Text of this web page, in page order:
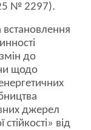
№ 2297).
до
щодо
джерел
від